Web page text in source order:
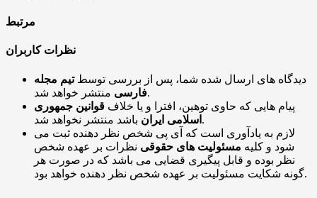
مرتبط
نظرات کاربران
دیدگاه های ارسال شده شما، پس از بررسی توسطتیم مجله
فارسیمنتشر خواهد شد.
پیام هایی که حاوی توهین، افترا و یا خلاف قوانین جمهوری
اسلامی ایران باشد منتشر نخواهد شد.
لازم به یادآوری است که آی پی شخص نظر دهنده ثبت می
شود و کلیه مسئولیت های حقوقی نظرات بر عهده شخص
نظر بوده و قابل پیگیری قضایی می باشد که در صورت هر
گونه شکایت مسئولیت بر عهده شخص نظر دهنده خواهد بود.